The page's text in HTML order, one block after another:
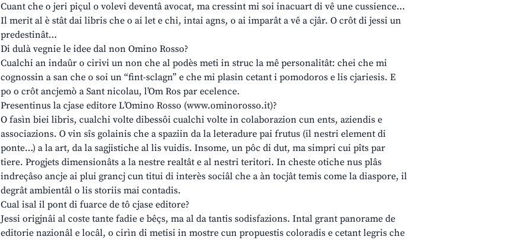
Cuant che o jeri piçul o volevi deventâ avocat, ma cressint mi soi inacuart di vê une cussience…
Il merit al è stât dai libris che o ai let e chi, intai agns, o ai imparât a vê a cjâr. O crôt di jessi un
predestinât…
Di dulà vegnie le idee dal non Omino Rosso?
Cualchi an indaûr o cirivi un non che al podès meti in struc la mê personalitât: chei che mi
cognossin a san che o soi un “fint-sclagn” e che mi plasin cetant i pomodoros e lis cjariesis. E
po o crôt ancjemò a Sant nicolau, l’Om Ros par ecelence.
Presentinus la cjase editore L’Omino Rosso (www.ominorosso.it)?
O fasìn biei libris, cualchi volte dibessôi cualchi volte in colaborazion cun ents, aziendis e
associazions. O vin sîs golainis che a spaziin da la leteradure pai frutus (il nestri element di
ponte…) a la art, da la sagjistiche al lis vuidis. Insome, un pôc di dut, ma simpri cui pîts par
tiere. Progjets dimensionâts a la nestre realtât e al nestri teritori. In cheste otiche nus plâs
indreçâso ancje ai plui grancj cun titui di interès sociâl che a àn tocjât temis come la diaspore, il
degrât ambientâl o lis storiis mai contadis.
Cual isal il pont di fuarce de tô cjase editore?
Jessi origjnâi al coste tante fadie e bêçs, ma al da tantis sodisfazions. Intal grant panorame de
editorie nazionâl e locâl, o cirìn di metisi in mostre cun propuestis coloradis e cetant legris che